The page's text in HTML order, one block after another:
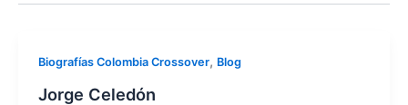
Biografías Colombia Crossover, Blog
Jorge Celedón
Jorge